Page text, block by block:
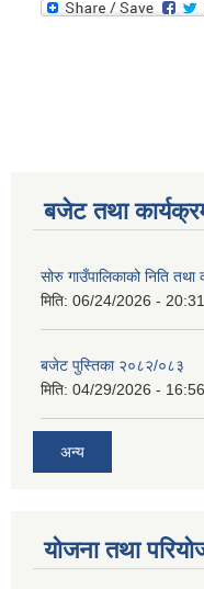
बजेट तथा
सोरु गाउँपालिकाको निति
मिति: 06/24/2026 - 20:31
बजेट पुस्तिका २०८२/०८३
मिति: 04/29/2026 - 16:56
अन्य
योजना तथा